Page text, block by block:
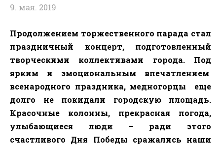
9. мая. 2019
Продолжением торжественного парада стал
праздничный концерт, подготовленный
творческими коллективами города. Под
ярким и эмоциональным впечатлением
всенародного праздника, медногорцы
еще
долго не покидали городскую площадь.
Красочные колонны, прекрасная погода,
улыбающиеся люди – ради этого
счастливого Дня Победы сражались наши